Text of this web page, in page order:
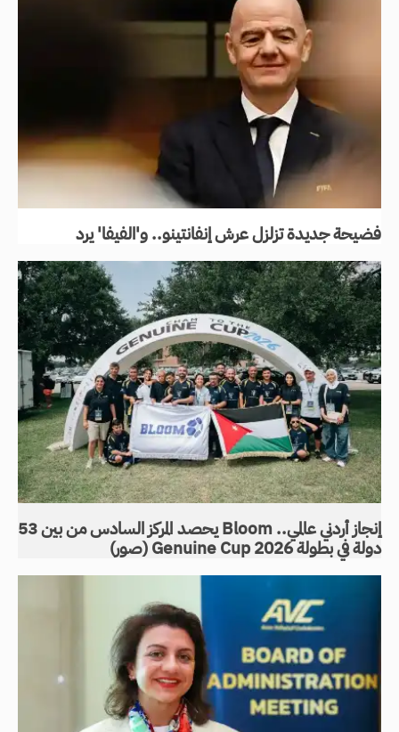
فضيحة جديدة تزلزل عرش إنفانتينو.. و'الفيفا' يرد
إنجاز أردني عالمي.. Bloom يحصد المركز السادس من بين 53
دولة في بطولة Genuine Cup 2026 (صور)